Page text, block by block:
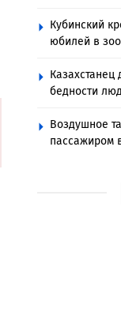
Кубинский
юбилей в
бедности
Воздушное
пассажиром